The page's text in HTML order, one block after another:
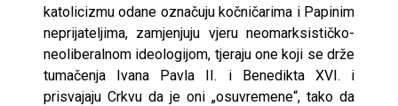
katolicizmu odane označuju kočničarima i Papinim
neprijateljima, zamjenjuju vjeru neomarksističko-
neoliberalnom ideologijom, tjeraju one koji se drže
tumačenja Ivana Pavla II. i Benedikta XVI. i
prisvajaju Crkvu da je oni „osuvremene“, tako da